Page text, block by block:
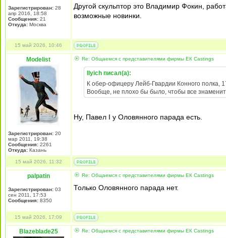
Зарегистрирован: 28
апр 2016, 18:58
Сообщения: 21
Откуда: Москва
Другой скульптор это Владимир Фокин,
возможные новинки.
15 май 2026, 10:46
Modelist
Зарегистрирован: 20
мар 2011, 19:38
Сообщения: 2261
Откуда: Казань
Re: Общаемся с представителями фирмы EК Castings
Ilyich писал(а):
К обер-офицеру Лейб-Гвардии Конного полка,
Вообще, не плохо бы было, чтобы все
Ну, Павел I у Оловянного парада есть.
15 май 2026, 11:32
palpatin
Зарегистрирован: 03
сен 2011, 17:53
Сообщения: 8350
Re: Общаемся с представителями фирмы EК Castings
Только Оловянного парада нет.
15 май 2026, 17:09
Blazeblade25 Re: Общаемся с представителями фирмы EК Castings